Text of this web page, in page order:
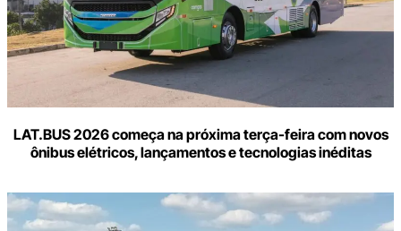
LAT.BUS 2026 começa na próxima terça-feira com novos
ônibus elétricos, lançamentos e tecnologias inéditas